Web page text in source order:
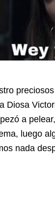
Diosa
a
luego
nada